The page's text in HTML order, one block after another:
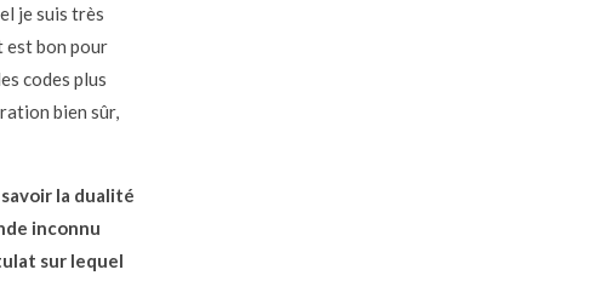
je suis très
est bon pour
codes plus
bien sûr,
la dualité
inconnu
sur lequel